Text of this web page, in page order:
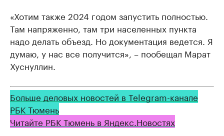
«Хотим также 2024 годом запустить полностью.
Там напряженно, там три населенных пункта
надо делать объезд. Но документация ведется. Я
думаю, у нас все получится», – пообещал Марат
Хуснуллин.
Больше деловых новостей в Telegram-канале
РБК Тюмень
Читайте РБК Тюмень в Яндекс.Новостях